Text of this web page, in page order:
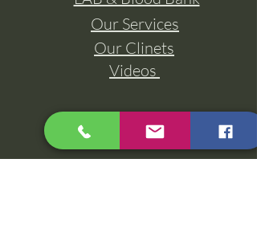
Our Services
Our Clinets
Videos
Contact Us